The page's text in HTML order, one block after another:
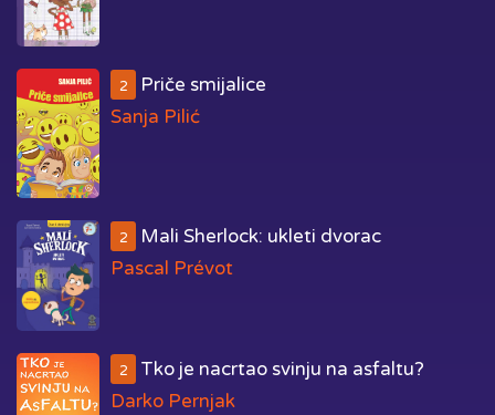
2
Priče smijalice
Sanja Pilić
2
Mali Sherlock: ukleti dvorac
Pascal Prévot
2
Tko je nacrtao svinju na asfaltu?
Darko Pernjak